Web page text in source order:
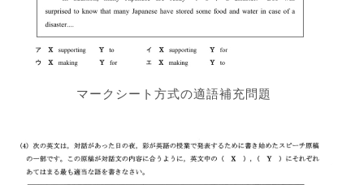
マークシート方式の適語補充問題